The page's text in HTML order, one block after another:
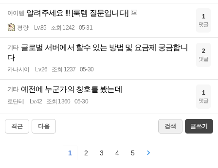
아이템 알려주세요 !!! [룩템 질문입니다]
평량 Lv.85 조회 1242 05-31
1
댓글
기타 글로벌 서버에서 할수 있는 방법 및 요금제 궁금합니
다
카나시이 Lv.26 조회 1237 05-30
2
댓글
기타 예전에 누군가의 칭호를 봤는데
로단테 Lv.42 조회 1360 05-30
1
댓글
최근 다음 검색 글쓰기
1 2 3 4 5